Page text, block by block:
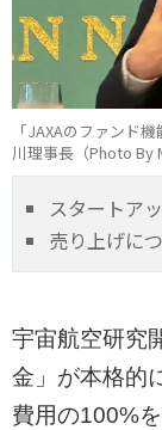
「JAXAのファンド
川理事長（Photo By
スタートア
売り上げに
宇宙航空研究
金」が本格的
費用の100%